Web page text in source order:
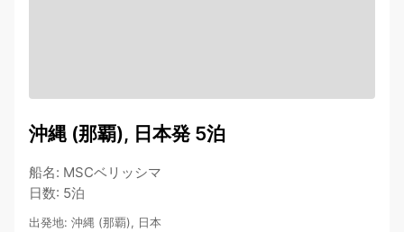
沖縄 (那覇), 日本発 5泊
船名: MSCベリッシマ
日数: 5泊
出発地: 沖縄 (那覇), 日本